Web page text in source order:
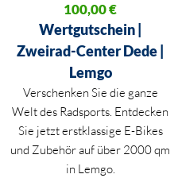
Ursprünglicher Preis war:
100,00€
Aktueller Preis ist: 100,00 €.
Wertgutschein |
Zweirad-Center Dede |
Lemgo
Verschenken Sie die ganze
Welt des Radsports. Entdecken
Sie jetzt erstklassige E-Bikes
und Zubehör auf über 2000 qm
in Lemgo.